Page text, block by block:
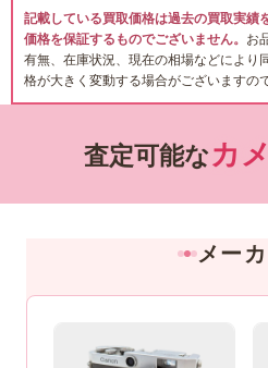
記載している買取価格は過去の買取実績
価格を保証するものでございません。 お
有無、在庫状況、現在の相場などにより
格が大きく変動する場合がございますの
査定可能なカ
メー